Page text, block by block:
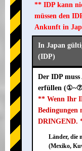
** IDP kann
müssen den
Ankunft in
In Japan
(IDP)
Der IDP
erfüllen
** Wenn Ihr
Bedingungen
DRINGEND.
Länder, die
(Mexiko,